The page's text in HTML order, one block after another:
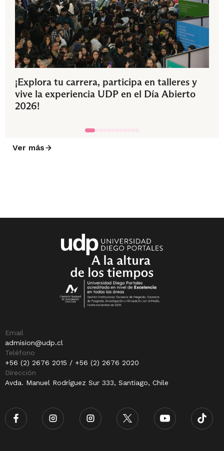
¡Explora tu carrera, participa en talleres y
vive la experiencia UDP en el Día Abierto
2026!
Ver más
Email
admision@udp.cl
Teléfono
+56 (2) 2676 2015 / +56 (2) 2676 2020
Dirección
Avda. Manuel Rodríguez Sur 333, Santiago, Chile